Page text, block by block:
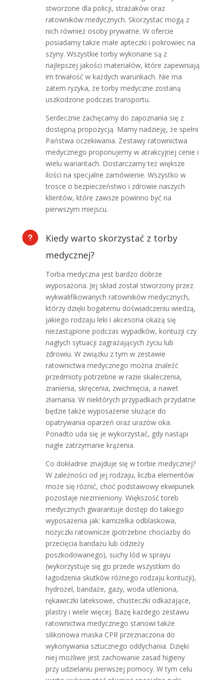
stworzone dla policji, strażaków oraz
ratowników medycznych. Skorzystać mogą z
nich również osoby prywatne. W ofercie
posiadamy także małe apteczki i pokrowiec na
szyny. Wszystkie torby wykonane są z
najlepszej jakości materiałów, które zapewniają
im trwałość w każdych warunkach. Nie ma
zatem ryzyka, że torby medyczne zostaną
uszkodzone podczas transportu.
Serdecznie zachęcamy do zapoznania się z
dostępną propozycją. Mamy nadzieję, że spełni
Państwa oczekiwania. Zestawy ratownictwa
medycznego proponujemy w atrakcyjnej cenie i
wielu wariantach. Dostarczamy też większe
ilości na specjalne zamówienie. Wszystko w
trosce o bezpieczeństwo i zdrowie naszych
klientów, które zawsze powinno być na
pierwszym miejscu.
u
Kiedy warto skorzystać z torby
medycznej?
Torba medyczna jest bardzo dobrze
wyposażona. Jej skład został stworzony przez
wykwalifikowanych ratowników medycznych,
którzy dzięki bogatemu doświadczeniu wiedzą,
jakiego rodzaju leki i akcesoria okażą się
niezastąpione podczas wypadków, kontuzji czy
nagłych sytuacji zagrażających życiu lub
zdrowiu. W związku z tym w zestawie
ratownictwa medycznego można znaleźć
przedmioty potrzebne w razie skaleczenia,
zranienia, skręcenia, zwichnięcia, a nawet
złamania. W niektórych przypadkach przydatne
będzie także wyposażenie służące do
opatrywania oparzeń oraz urazów oka.
Ponadto uda się je wykorzystać, gdy nastąpi
nagłe zatrzymanie krążenia.
Co dokładnie znajduje się w torbie medycznej?
W zależności od jej rodzaju, liczba elementów
może się różnić, choć podstawowy ekwipunek
pozostaje niezmieniony. Większość toreb
medycznych gwarantuje dostęp do takiego
wyposażenia jak: kamizelka odblaskowa,
nożyczki ratownicze (potrzebne chociażby do
przecięcia bandażu lub odzieży
poszkodowanego), suchy lód w sprayu
(wykorzystuje się go przede wszystkim do
łagodzenia skutków różnego rodzaju kontuzji),
hydrożel, bandaże, gazy, woda utleniona,
rękawiczki lateksowe, chusteczki odkażające,
plastry i wiele więcej. Bazę każdego zestawu
ratownictwa medycznego stanowi także
silikonowa maska CPR przeznaczona do
wykonywania sztucznego oddychania. Dzięki
niej możliwe jest zachowanie zasad higieny
przy udzielaniu pierwszej pomocy. W tym celu